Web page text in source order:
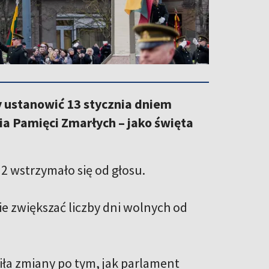
13 stycznia dniem
Pamięci Zmarłych – jako święta
się od głosu.
zwiększać liczby dni wolnych od
zmiany po tym, jak parlament